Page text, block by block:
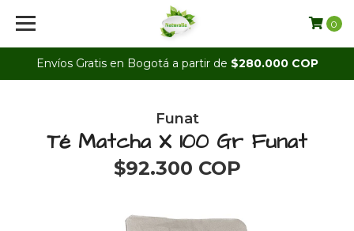
Envíos Gratis en Bogotá a partir de $280.000 COP
0
Funat
Té Matcha X 100 Gr Funat
$92.300 COP